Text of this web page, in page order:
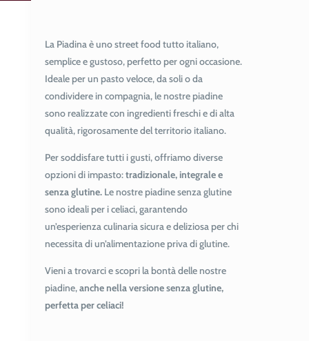
La Piadina è uno street food tutto italiano,
semplice e gustoso, perfetto per ogni occasione.
Ideale per un pasto veloce, da soli o da
condividere in compagnia, le nostre piadine
sono realizzate con ingredienti freschi e di alta
qualità, rigorosamente del territorio italiano.
Per soddisfare tutti i gusti, offriamo diverse
opzioni di impasto:tradizionale, integrale e
senza glutine.Le nostre piadine senza glutine
sono ideali per i celiaci, garantendo
un’esperienza culinaria sicura e deliziosa per chi
necessita di un’alimentazione priva di glutine.
Vieni a trovarci e scopri la bontà delle nostre
piadine,anche nella versione senza glutine,
perfetta per celiaci!